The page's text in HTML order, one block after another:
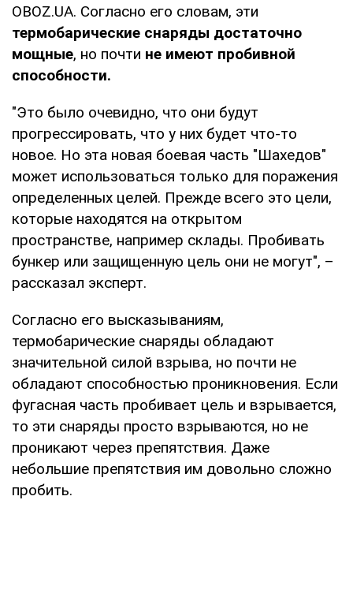
OBOZ.UA. Согласно его словам, эти
термобарические снаряды достаточно
мощные, но почти не имеют пробивной
способности.
"Это было очевидно, что они будут
прогрессировать, что у них будет что-то
новое. Но эта новая боевая часть "Шахедов"
может использоваться только для поражения
определенных целей. Прежде всего это цели,
которые находятся на открытом
пространстве, например склады. Пробивать
бункер или защищенную цель они не могут", –
рассказал эксперт.
Согласно его высказываниям,
термобарические снаряды обладают
значительной силой взрыва, но почти не
обладают способностью проникновения. Если
фугасная часть пробивает цель и взрывается,
то эти снаряды просто взрываются, но не
проникают через препятствия. Даже
небольшие препятствия им довольно сложно
пробить.